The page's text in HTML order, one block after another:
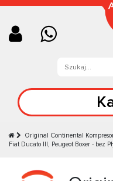
Original Continental
Fiat Ducato III, Peugeot Boxer - bez